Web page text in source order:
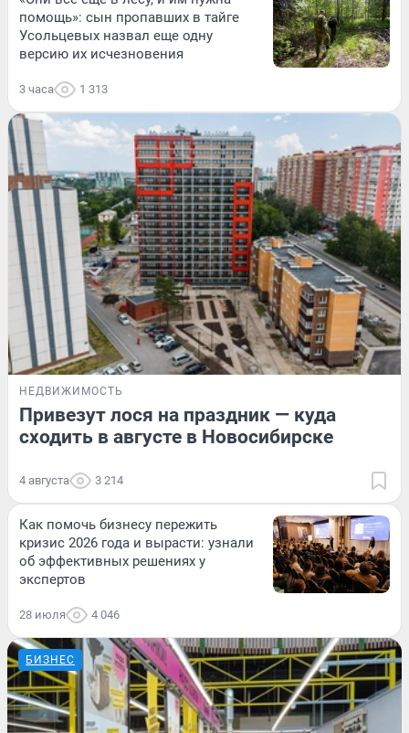
помощь»: сын пропавших в тайге
Усольцевых назвал еще одну
версию их исчезновения
3 часа 1 313
НЕДВИЖИМОСТЬ
Привезут лося на праздник — куда
сходить в августе в Новосибирске
4 августа 3 214
Как помочь бизнесу пережить
кризис 2026 года и вырасти: узнали
об эффективных решениях у
экспертов
28 июля 4 046
БИЗНЕС